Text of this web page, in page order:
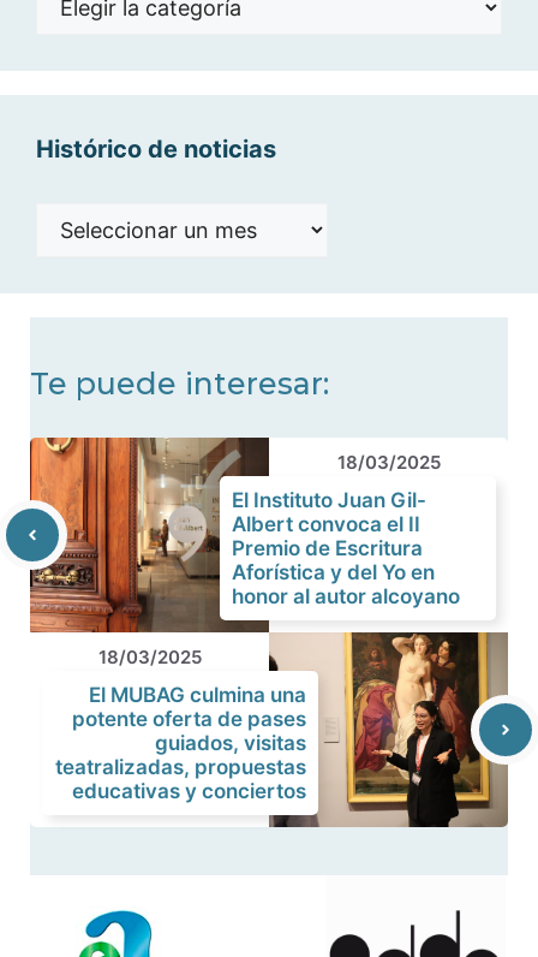
Histórico de noticias
Histórico
Te puede interesar:
18/03/2025
El Instituto Juan Gil-
Albert convoca el II
Premio de Escritura
Aforística y del Yo en
honor al autor alcoyano
18/03/2025
El MUBAG culmina una
potente oferta de pases
guiados, visitas
teatralizadas, propuestas
educativas y conciertos